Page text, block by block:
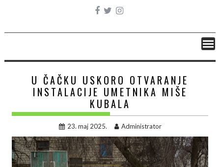
U ČAČKU USKORO OTVARANJE
INSTALACIJE UMETNIKA MIŠE
KUBALA
23. maj 2025. Administrator